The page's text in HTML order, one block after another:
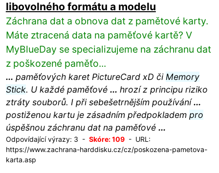
libovolného formátu a modelu
Záchrana dat a obnova dat z pamětové karty.
Máte ztracená data na paměťové kartě? V
MyBlueDay se specializujeme na záchranu dat
z poškozené paměťo...
... paměťových karet PictureCard xD či Memory
Stick. U každé paměťové ... hrozí z principu riziko
ztráty souborů. I při sebešetrnějším používání...
postiženou kartu je zásadním předpokladem pro
úspěšnou záchranu dat na paměťové ...
Odpovídající výrazy: 3 - Skóre: 109- URL:
https://www.zachrana-harddisku.cz/cz/poskozena-pametova-
karta.asp